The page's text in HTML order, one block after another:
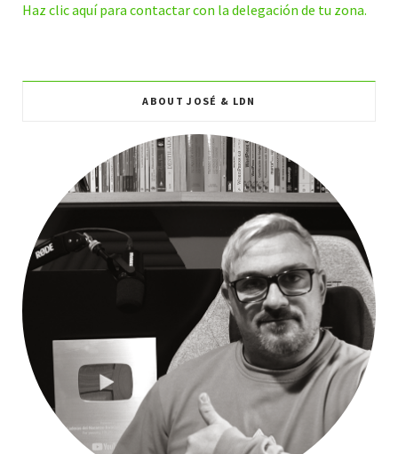
Haz clic aquí para contactar con la delegación de tu zona.
ABOUT JOSÉ & LDN